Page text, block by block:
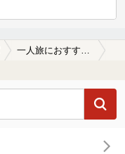
一人旅におすすめの四所駅近くの温泉、日帰り温泉、スーパー銭湯おすすめ